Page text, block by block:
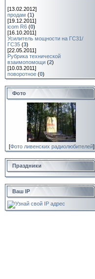
[13.02.2012]
продам (1)
[19.12.2011]
icom R6 (0)
[16.10.2011]
Усилитель мощности на ГС31/
ГС35 (3)
[22.05.2011]
Рубрика технической
взаимопомощи (2)
[10.03.2011]
поворотное (0)
Фото
[Фото ливенских радиолюбителей]
Праздники
Ваш IP